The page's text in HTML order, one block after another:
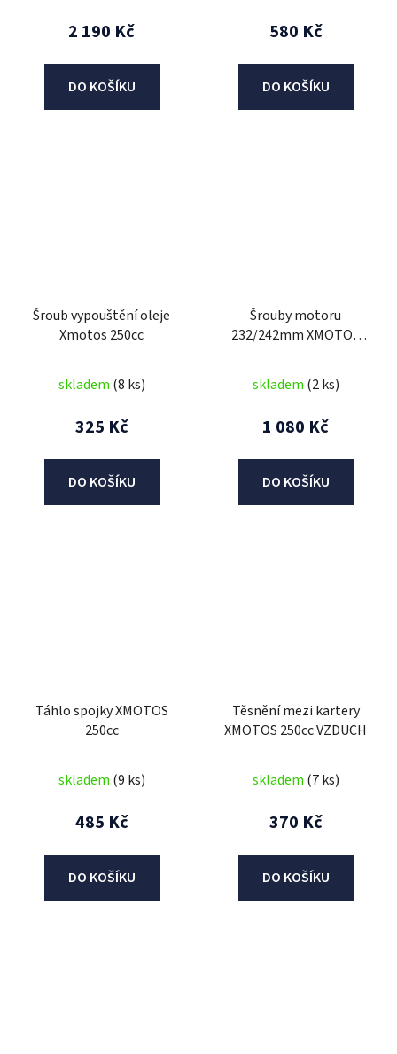
2 190 Kč
DO KOŠÍKU
580 Kč
DO KOŠÍKU
Šroub vypouštění oleje
Xmotos 250cc
skladem (8 ks)
325 Kč
DO KOŠÍKU
Šrouby motoru
232/242mm XMOTOS
skladem (2 ks)
1 080 Kč
DO KOŠÍKU
Táhlo spojky XMOTOS
250cc
skladem (9 ks)
485 Kč
DO KOŠÍKU
Těsnění mezi kartery
XMOTOS 250cc VZDUCH
skladem (7 ks)
370 Kč
DO KOŠÍKU